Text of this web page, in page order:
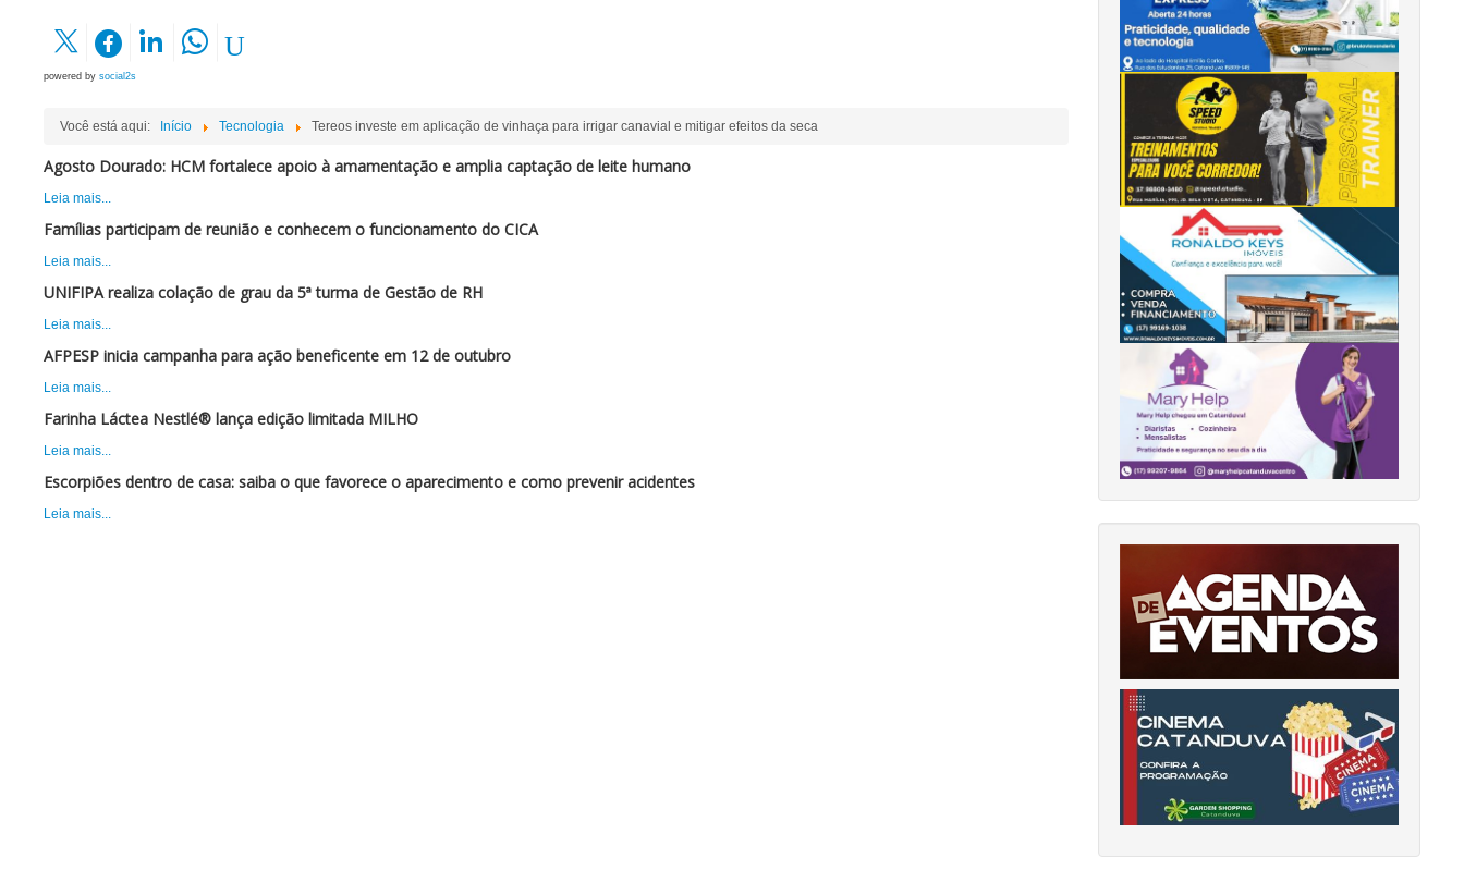
powered by social2s
Você está aqui: Início Tecnologia Tereos investe em aplicação de vinhaça para irrigar canavial e mitigar efeitos da seca
Agosto Dourado: HCM fortalece apoio à amamentação e amplia captação de leite humano
Leia mais...
Famílias participam de reunião e conhecem o funcionamento do CICA
Leia mais...
UNIFIPA realiza colação de grau da 5ª turma de Gestão de RH
Leia mais...
AFPESP inicia campanha para ação beneficente em 12 de outubro
Leia mais...
Farinha Láctea Nestlé® lança edição limitada MILHO
Leia mais...
Escorpiões dentro de casa: saiba o que favorece o aparecimento e como prevenir acidentes
Leia mais...